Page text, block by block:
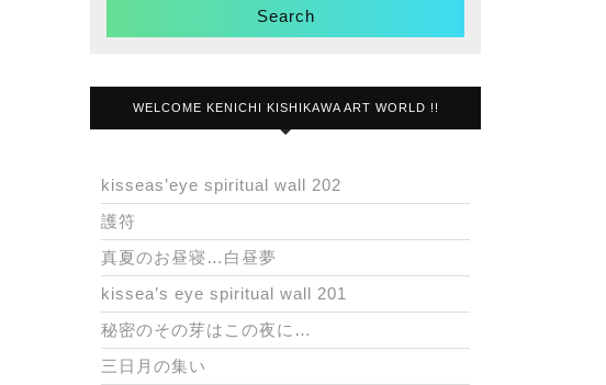
WELCOME KENICHI KISHIKAWA ART WORLD !!
kisseas’eye spiritual wall 202
護符
真夏のお昼寝…白昼夢
kissea’s eye spiritual wall 201
秘密のその芽はこの夜に…
三日月の集い